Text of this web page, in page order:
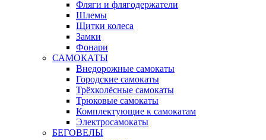
Фляги и флягодержатели
Шлемы
Щитки колеса
Замки
Фонари
САМОКАТЫ
Внедорожные самокаты
Городские самокаты
Трёхколёсные самокаты
Трюковые самокаты
Комплектующие к самокатам
Электросамокаты
БЕГОВЕЛЫ